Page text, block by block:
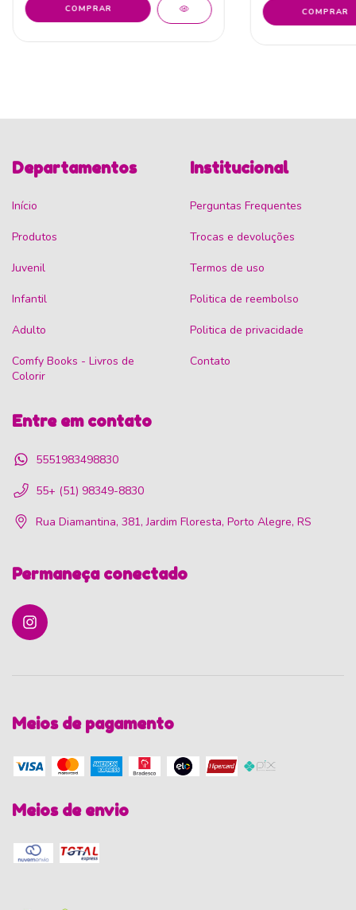
Departamentos
Início
Produtos
Juvenil
Infantil
Adulto
Comfy Books - Livros de
Colorir
Institucional
Perguntas Frequentes
Trocas e devoluções
Termos de uso
Politica de reembolso
Politica de privacidade
Contato
Entre em contato
5551983498830
55+ (51) 98349-8830
Rua Diamantina, 381, Jardim Floresta, Porto Alegre, RS
Permaneça conectado
Meios de pagamento
Meios de envio